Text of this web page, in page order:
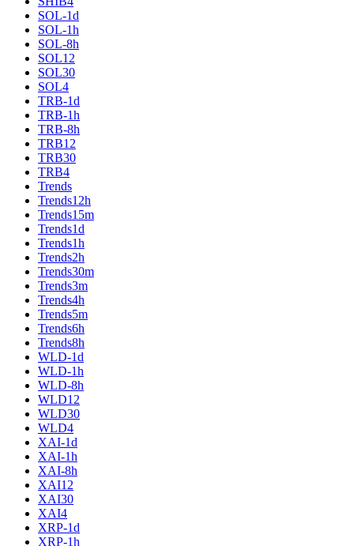
SOL-1d
SOL-1h
SOL-8h
SOL12
SOL30
SOL4
TRB-1d
TRB-1h
TRB-8h
TRB12
TRB30
TRB4
Trends
Trends12h
Trends15m
Trends1d
Trends1h
Trends2h
Trends30m
Trends3m
Trends4h
Trends5m
Trends6h
Trends8h
WLD-1d
WLD-1h
WLD-8h
WLD12
WLD30
WLD4
XAI-1d
XAI-1h
XAI-8h
XAI12
XAI30
XAI4
XRP-1d
XRP-1h